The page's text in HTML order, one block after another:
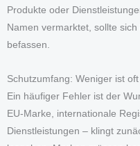
Produkte oder
Namen vermarktet, sollte
befassen.
Schutzumfang: Weniger ist
Ein häufiger Fehler ist der
EU-Marke, internationale
Dienstleistungen – klingt